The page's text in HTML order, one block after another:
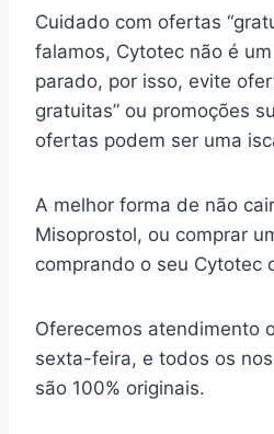
Cuidado com ofertas
falamos, Cytotec não é
parado, por isso, evite
gratuitas” ou promoções
ofertas podem ser uma
A melhor forma de não
Misoprostol, ou comprar
comprando o seu Cytotec
Oferecemos atendimento
sexta-feira, e todos os
são 100% originais.